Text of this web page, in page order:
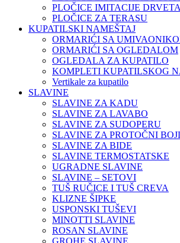
PLOČICE IMITACIJE DRVETA
PLOČICE ZA TERASU
KUPATILSKI NAMEŠTAJ
ORMARIĆI SA
ORMARIĆI SA OGLEDALOM
OGLEDALA ZA KUPATILO
KOMPLETI KUPATILSKOG
Vertikale za kupatilo
SLAVINE
SLAVINE ZA KADU
SLAVINE ZA LAVABO
SLAVINE ZA SUDOPERU
SLAVINE ZA PROTOČNI
SLAVINE ZA BIDE
SLAVINE TERMOSTATSKE
UGRADNE SLAVINE
SLAVINE – SETOVI
TUŠ RUČICE I TUŠ CREVA
KLIZNE ŠIPKE
USPONSKI TUŠEVI
MINOTTI SLAVINE
ROSAN SLAVINE
GROHE SLAVINE